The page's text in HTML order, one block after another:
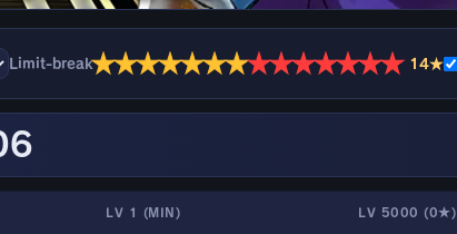
Limit-break★★★★★★★★★★★★★★ 14★
LV 1 (MIN) LV 5000 (0★)